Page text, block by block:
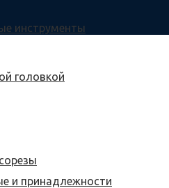
инструменты
головкой
и принадлежности